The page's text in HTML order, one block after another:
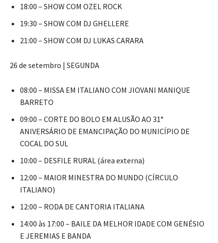
18:00 – SHOW COM OZEL ROCK
19:30 – SHOW COM DJ GHELLERE
21:00 – SHOW COM DJ LUKAS CARARA
26 de setembro | SEGUNDA
08:00 – MISSA EM ITALIANO COM JIOVANI MANIQUE
BARRETO
09:00 – CORTE DO BOLO EM ALUSÃO AO 31°
ANIVERSÁRIO DE EMANCIPAÇÃO DO MUNICÍPIO DE
COCAL DO SUL
10:00 – DESFILE RURAL (área externa)
12:00 – MAIOR MINESTRA DO MUNDO (CÍRCULO
ITALIANO)
12:00 – RODA DE CANTORIA ITALIANA
14:00 às 17:00 – BAILE DA MELHOR IDADE COM GENÉSIO
E JEREMIAS E BANDA